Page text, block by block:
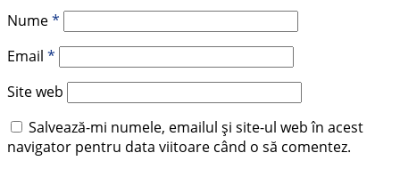
Nume*
Email *
Site web
Salvează-mi numele, emailul și site-ul web în acest
navigator pentru data viitoare când o să comentez.